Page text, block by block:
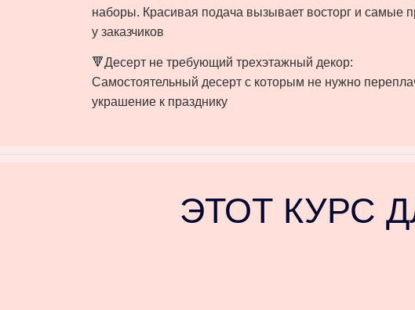
наборы. Красивая подача вызывает восторг и самые
у заказчиков
🔻Десерт не требующий трехэтажный декор:⠀
Самостоятельный десерт с которым не нужно
украшение к празднику ⠀
ЭТОТ КУРС